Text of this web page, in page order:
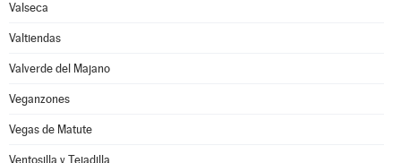
Valseca
Valtiendas
Valverde del Majano
Veganzones
Vegas de Matute
Ventosilla y Tejadilla